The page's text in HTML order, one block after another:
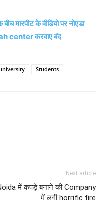
मारपीट के वीडियो पर नोएडा
center करवाए बंद
Students
Next article
में कपड़े बनाने की Company
में लगी horrific fire